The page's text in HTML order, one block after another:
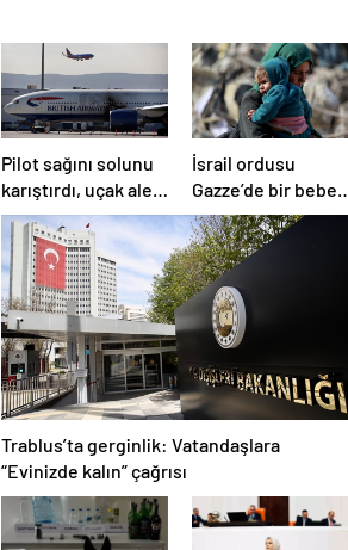
Pilot sağını solunu
karıştırdı, uçak alev
aldı
İsrail ordusu
Gazze’de bir bebek
daha öldürdü
Trablus’ta gerginlik: Vatandaşlara
“Evinizde kalın” çağrısı